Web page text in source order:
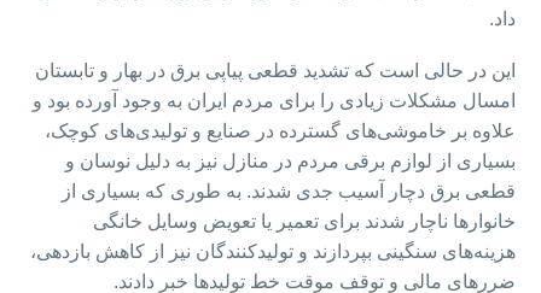
داد.
این در حالی است که تشدید قطعی پیاپی برق در بهار و تابستان
امسال مشکلات زیادی را برای مردم ایران به وجود آورده بود و
علاوه بر خاموشی‌های گسترده در صنایع و تولیدی‌های کوچک،
بسیاری از لوازم برقی مردم در منازل نیز به دلیل نوسان و
قطعی برق دچار آسیب جدی شدند. به طوری که بسیاری از
خانوارها ناچار شدند برای تعمیر یا تعویض وسایل خانگی
هزینه‌های سنگینی بپردازند و تولیدکنندگان نیز از کاهش بازدهی،
ضررهای مالی و توقف موقت خط تولید‌ها خبر دادند.